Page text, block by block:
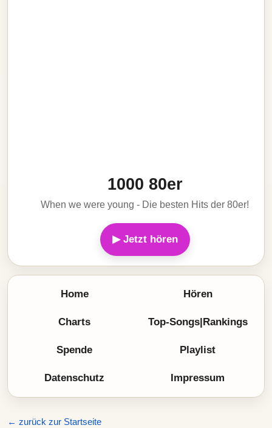
1000 80er
When we were young - Die besten Hits der 80er!
▶ Jetzt hören
Home Hören
Charts Top-Songs|Rankings
Spende Playlist
Datenschutz Impressum
← zurück zur Startseite